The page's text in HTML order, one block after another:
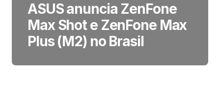
ASUS anuncia ZenFone
Max Shot e ZenFone Max
Plus (M2) no Brasil